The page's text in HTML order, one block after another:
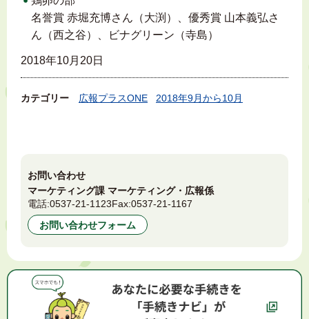
名誉賞 赤堀充博さん（大渕）、優秀賞 山本義弘さ
ん（西之谷）、ビナグリーン（寺島）
2018年10月20日
カテゴリー 広報プラスONE 2018年9月から10月
お問い合わせ
マーケティング課 マーケティング・広報係
電話:0537-21-1123Fax:0537-21-1167
お問い合わせフォーム